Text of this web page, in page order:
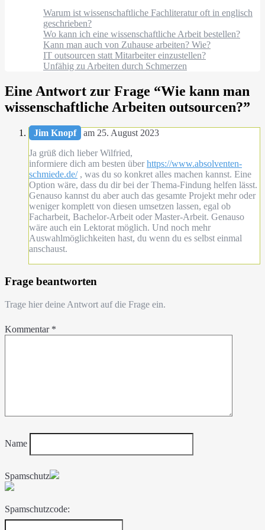
Warum ist wissenschaftliche Fachliteratur oft in englisch
geschrieben?
Wo kann ich eine wissenschaftliche Arbeit bestellen?
Kann man auch von Zuhause arbeiten? Wie?
IT outsourcen statt Mitarbeiter einzustellen?
Unfähig zu Arbeiten durch Schmerzen
Eine Antwort zur Frage “Wie kann man
wissenschaftliche Arbeiten outsourcen?”
Jim Knopf
am 25. August 2023
Ja grüß dich lieber Wilfried,
informiere dich am besten über https://www.absolventen-
schmiede.de/, was du so konkret alles machen kannst. Eine
Option wäre, dass du dir bei der Thema-Findung helfen lässt.
Genauso kannst du aber auch das gesamte Projekt mehr oder
weniger komplett von diesen umsetzen lassen, egal ob
Facharbeit, Bachelor-Arbeit oder Master-Arbeit. Genauso
wäre auch ein Lektorat möglich. Und noch mehr
Auswahlmöglichkeiten hast, du wenn du es selbst einmal
anschaust.
Frage beantworten
Trage hier deine Antwort auf die Frage ein.
Kommentar *
Name
Spamschutz
Spamschutzcode: